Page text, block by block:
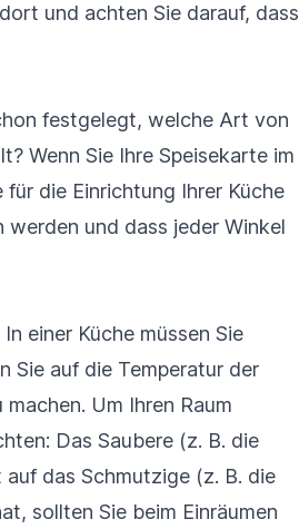
und achten Sie darauf, dass
festgelegt, welche Art von
Wenn Sie Ihre Speisekarte im
die Einrichtung Ihrer Küche
werden und dass jeder Winkel
einer Küche müssen Sie
Sie auf die Temperatur der
Um Ihren Raum
Das Saubere (z. B. die
das Schmutzige (z. B. die
sollten Sie beim Einräumen